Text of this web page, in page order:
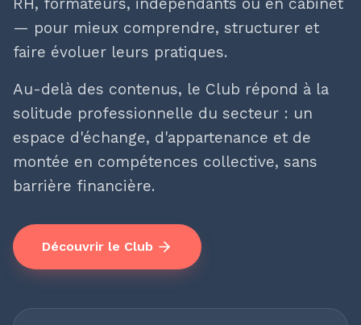
— pour mieux comprendre, structurer et
faire évoluer leurs pratiques.
Au-delà des contenus, le Club répond à la
solitude professionnelle du secteur : un
espace d'échange, d'appartenance et de
montée en compétences collective, sans
barrière financière.
Découvrir le Club